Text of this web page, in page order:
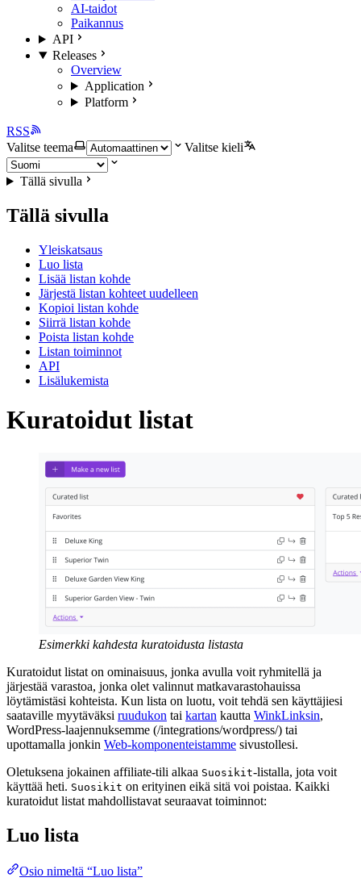
AI-taidot
Paikannus
API
Releases
Overview
Application
Platform
RSS
Valitse teema
Valitse kieli
Tällä sivulla
Tällä sivulla
Yleiskatsaus
Luo lista
Lisää listan kohde
Järjestä listan kohteet uudelleen
Kopioi listan kohde
Siirrä listan kohde
Poista listan kohde
Listan toiminnot
API
Lisälukemista
Kuratoidut listat
Esimerkki kahdesta kuratoidusta listasta
Kuratoidut listat on ominaisuus, jonka avulla voit ryhmitellä ja
järjestää varastoa, jonka olet valinnut matkavarastohauissa
löytämistäsi kohteista. Kun lista on luotu, voit tehdä sen käyttäjiesi
saataville myytäväksi ruudukon tai kartan kautta WinkLinksin,
WordPress-laajennuksemme (/integrations/wordpress/) tai
upottamalla jonkin Web-komponenteistamme sivustollesi.
Oletuksena jokainen affiliate-tili alkaa Suosikit-listalla, jota voit
käyttää heti. Suosikit on erityinen eikä sitä voi poistaa. Kaikki
kuratoidut listat mahdollistavat seuraavat toiminnot:
Luo lista
Osio nimeltä “Luo lista”